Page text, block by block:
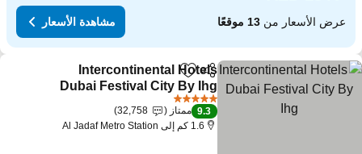
عرض الأسعار من13 موقعًا مشاهدة الأسعار
مشاركةAdd to favorites
Intercontinental Hotels
Dubai Festival City By Ihg
9.3 ممتاز
32,758
1.6 كم إلى Al Jadaf Metro Station